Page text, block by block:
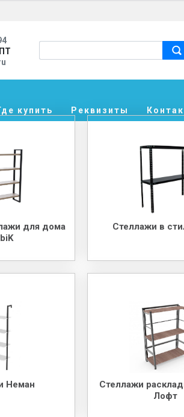
купить Реквизиты
для дома
Стеллажи в
Неман
Стеллажи
Лофт